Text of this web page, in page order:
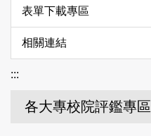
表單下載專區
相關連結
:::
各大專校院評鑑專區